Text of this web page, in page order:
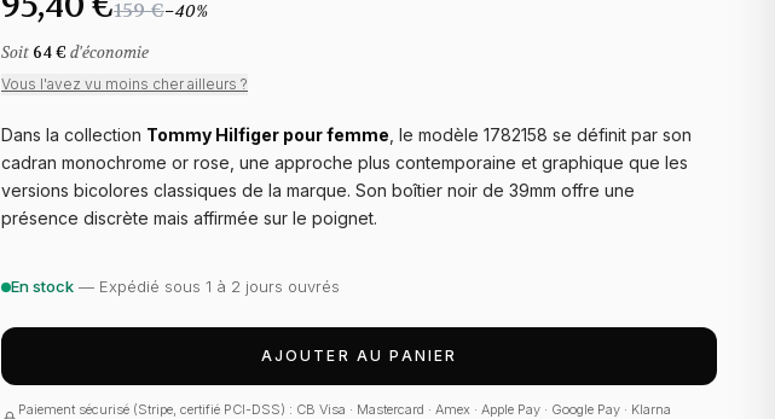
159 €−40%
Soit 64 € d'économie
Vous l'avez vu moins cher ailleurs ?
Dans la collection Tommy Hilfiger pour femme , le modèle 1782158 se définit par son
cadran monochrome or rose, une approche plus contemporaine et graphique que les
versions bicolores classiques de la marque. Son boîtier noir de 39mm offre une
présence discrète mais affirmée sur le poignet.
En stock — Expédié sous 1 à 2 jours ouvrés
AJOUTER AU PANIER
Paiement sécurisé (Stripe, certifié PCI-DSS) : CB Visa · Mastercard · Amex · Apple Pay · Google Pay · Klarna